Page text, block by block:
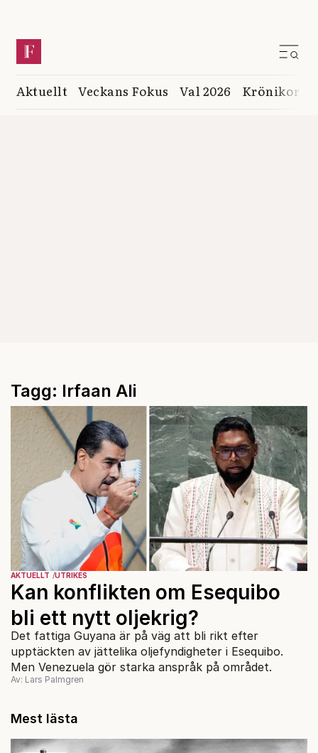
Aktuellt Veckans Fokus Val 2026 Krönikor
Tagg: Irfaan Ali
AKTUELLT UTRIKES
Kan konflikten om Esequibo
bli ett nytt oljekrig?
Det fattiga Guyana är på väg att bli rikt efter
upptäckten av jättelika oljefyndigheter i Esequibo.
Men Venezuela gör starka anspråk på området.
Av: Lars Palmgren
Mest lästa